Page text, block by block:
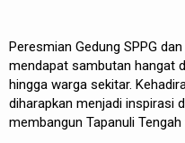
Peresmian Gedung SPPG
mendapat sambutan hangat
hingga warga sekitar.
diharapkan menjadi inspirasi
membangun Tapanuli